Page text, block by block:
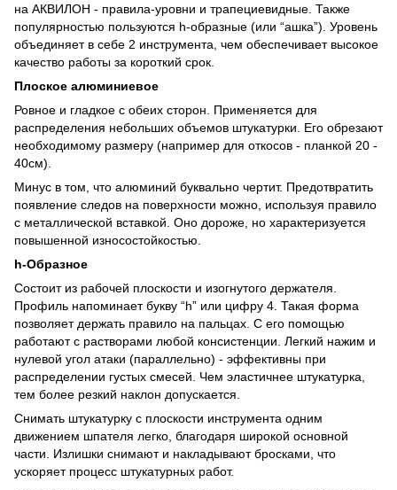
на АКВИЛОН - правила-уровни и трапециевидные. Также
популярностью пользуются h-образные (или “ашка”). Уровень
объединяет в себе 2 инструмента, чем обеспечивает высокое
качество работы за короткий срок.
Плоское алюминиевое
Ровное и гладкое с обеих сторон. Применяется для
распределения небольших объемов штукатурки. Его обрезают
необходимому размеру (например для откосов - планкой 20 -
40см).
Минус в том, что алюминий буквально чертит. Предотвратить
появление следов на поверхности можно, используя правило
с металлической вставкой. Оно дороже, но характеризуется
повышенной износостойкостью.
h-Образное
Состоит из рабочей плоскости и изогнутого держателя.
Профиль напоминает букву “h” или цифру 4. Такая форма
позволяет держать правило на пальцах. С его помощью
работают с растворами любой консистенции. Легкий нажим и
нулевой угол атаки (параллельно) - эффективны при
распределении густых смесей. Чем эластичнее штукатурка,
тем более резкий наклон допускается.
Снимать штукатурку с плоскости инструмента одним
движением шпателя легко, благодаря широкой основной
части. Излишки снимают и накладывают бросками, что
ускоряет процесс штукатурных работ.